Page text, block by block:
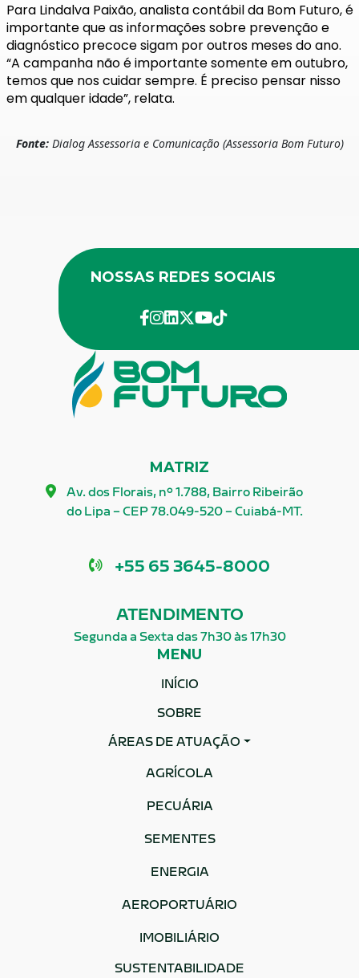
Para Lindalva Paixão, analista contábil da Bom Futuro, é
importante que as informações sobre prevenção e
diagnóstico precoce sigam por outros meses do ano.
“A campanha não é importante somente em outubro,
temos que nos cuidar sempre. É preciso pensar nisso
em qualquer idade”, relata.
Fonte:Dialog Assessoria e Comunicação (Assessoria Bom Futuro)
MATRIZ
Av. dos Florais, nº 1.788, Bairro Ribeirão
do Lipa – CEP 78.049-520 – Cuiabá-MT.
Telefone
+55 65 3645-8000
ATENDIMENTO
Segunda a Sexta das 7h30 às 17h30
MENU
INÍCIO
SOBRE
ÁREAS DE ATUAÇÃO
AGRÍCOLA
PECUÁRIA
SEMENTES
ENERGIA
AEROPORTUÁRIO
IMOBILIÁRIO
SUSTENTABILIDADE
NOSSAS REDES SOCIAIS
facebook
instagram
linkedin
twitteryoutube
Tik-Tok